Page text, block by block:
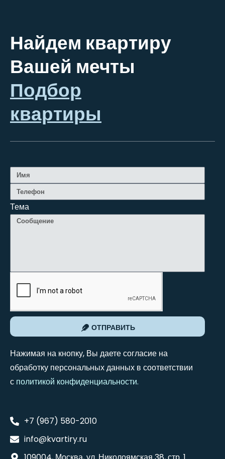
Найдем квартиру
Вашей мечты
Подбор
квартиры
Тема
ОТПРАВИТЬ
Нажимая на кнопку, Вы даете согласие на
обработку персональных данных в соответствии
с политикой конфиденциальности.
+7 (967) 580-2010
info@kvartiry.ru